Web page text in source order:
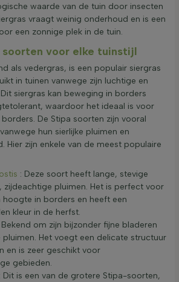
waarde van de tuin door insecten
vraagt weinig onderhoud en is een
een zonnige plek in de tuin.
soorten voor elke tuinstijl
als vedergras, is een populair siergras
in tuinen vanwege zijn luchtige en
siergras kan beweging in borders
waardoor het ideaal is voor
De Stipa soorten zijn vooral
hun sierlijke pluimen en
Hier zijn enkele van de meest populaire
: Deze soort heeft lange, stevige
zijdeachtige pluimen. Het is perfect voor
hoogte in borders en heeft een
kleur in de herfst.
Bekend om zijn bijzonder fijne bladeren
pluimen. Het voegt een delicate structuur
en is zeer geschikt voor
gebieden.
: Dit is een van de grotere Stipa-soorten,